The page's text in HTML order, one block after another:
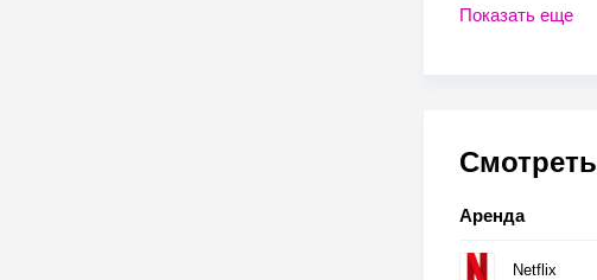
Показать еще
Аренда
Netflix